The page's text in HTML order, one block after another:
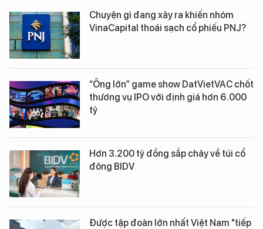
Chuyện gì đang xảy ra khiến nhóm
VinaCapital thoái sạch cổ phiếu PNJ?
“Ông lớn” game show DatVietVAC chốt
thương vụ IPO với định giá hơn 6.000
tỷ
Hơn 3.200 tỷ đồng sắp chảy về túi cổ
đông BIDV
Được tập đoàn lớn nhất Việt Nam "tiếp